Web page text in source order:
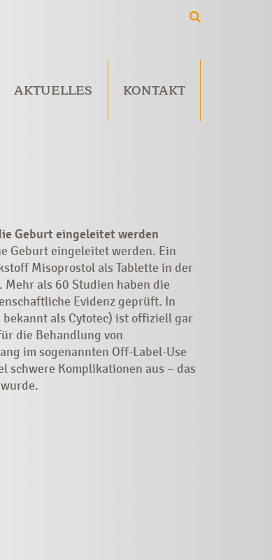
AKTUELLES KONTAKT
Geburt eingeleitet werden
Geburt eingeleitet werden. Ein
Misoprostol als Tablette in der
als 60 Studien haben die
Evidenz geprüft. In
als Cytotec) ist offiziell gar
die Behandlung von
im sogenannten Off-Label-Use
schwere Komplikationen aus – das